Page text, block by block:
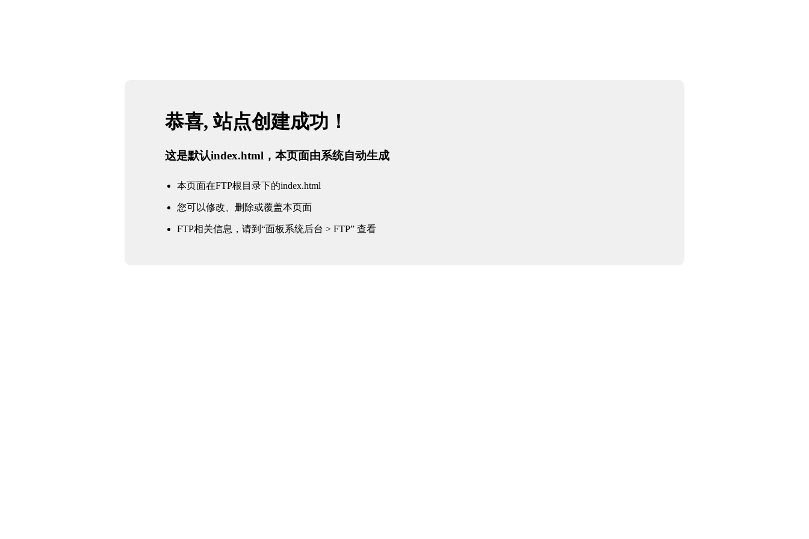
恭喜, 站点创建成功！
这是默认index.html，本页面由系统自动生成
本页面在FTP根目录下的index.html
您可以修改、删除或覆盖本页面
FTP相关信息，请到“面板系统后台 > FTP” 查看